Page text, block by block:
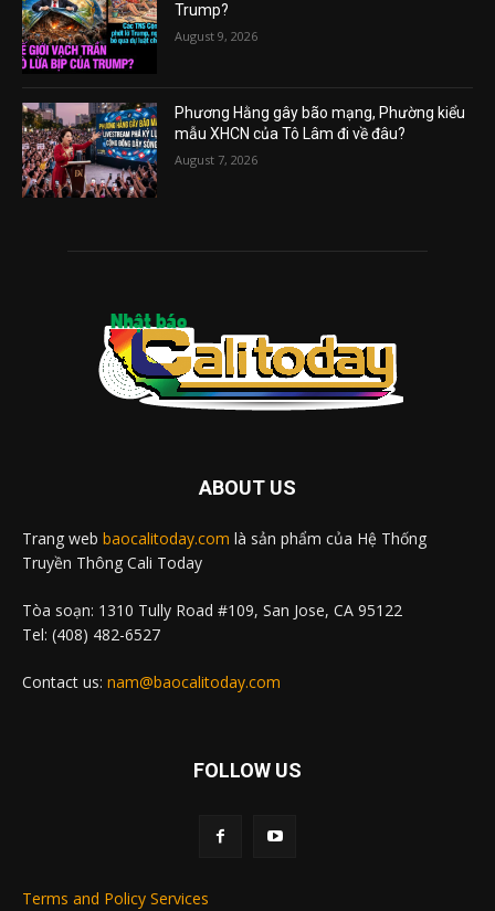
Trump?
August 9, 2026
Phương Hằng gây bão mạng, Phường kiểu
mẫu XHCN của Tô Lâm đi về đâu?
August 7, 2026
ABOUT US
Trang web baocalitoday.com là sản phẩm của Hệ Thống
Truyền Thông Cali Today
Tòa soạn: 1310 Tully Road #109, San Jose, CA 95122
Tel: (408) 482-6527
Contact us: nam@baocalitoday.com
FOLLOW US
Terms and Policy Services